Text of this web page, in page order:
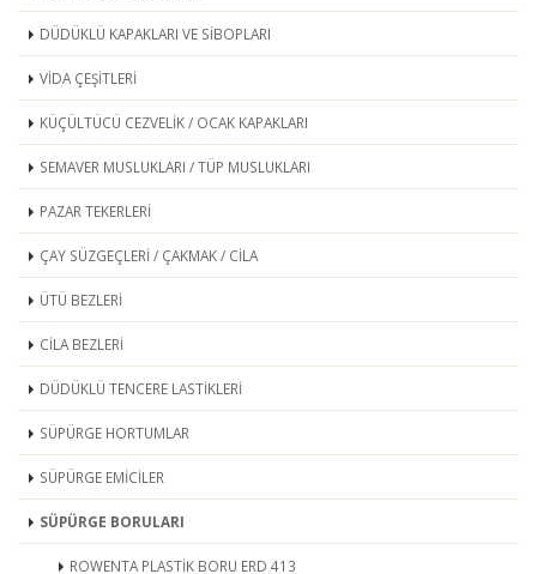
DÜDÜKLÜ KAPAKLARI VE SİBOPLARI
VİDA ÇEŞİTLERİ
KÜÇÜLTÜCÜ CEZVELİK / OCAK KAPAKLARI
SEMAVER MUSLUKLARI / TÜP MUSLUKLARI
PAZAR TEKERLERİ
ÇAY SÜZGEÇLERİ / ÇAKMAK / CİLA
ÜTÜ BEZLERİ
CİLA BEZLERİ
DÜDÜKLÜ TENCERE LASTİKLERİ
SÜPÜRGE HORTUMLAR
SÜPÜRGE EMİCİLER
SÜPÜRGE BORULARI
ROWENTA PLASTİK BORU ERD 413